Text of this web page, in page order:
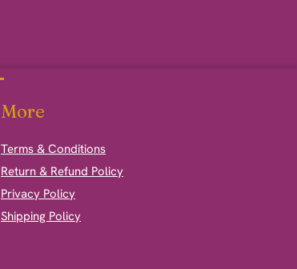
More
Terms & Conditions
Return & Refund Policy
Privacy Policy
Shipping Policy